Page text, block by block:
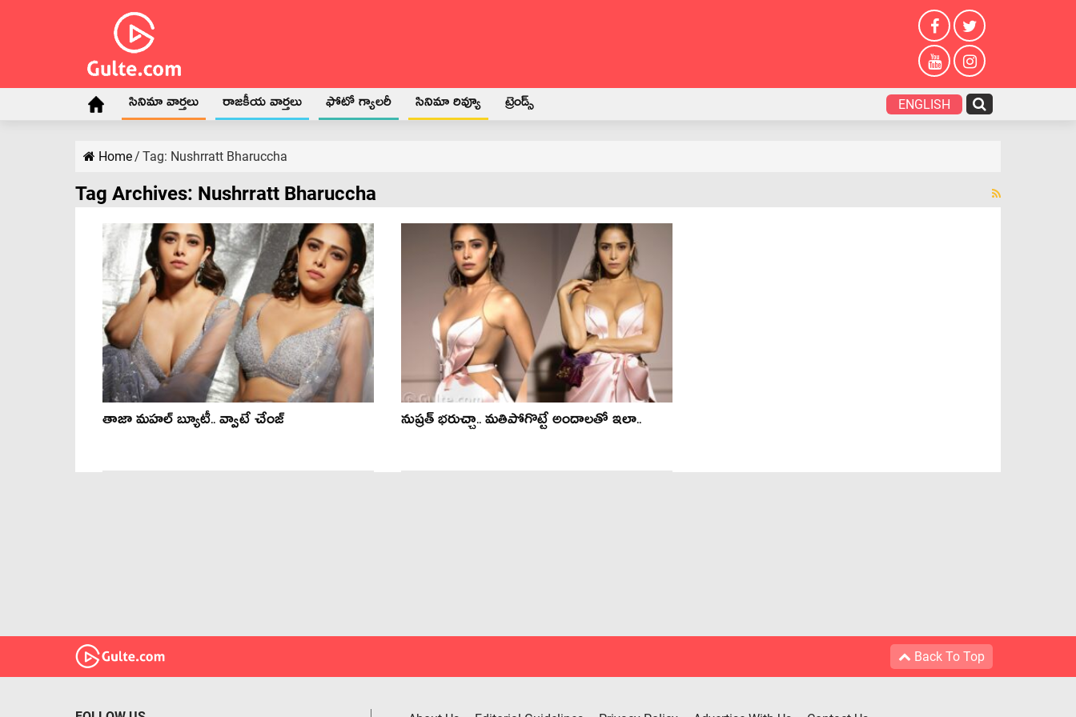
సినిమా వార్తలు రాజకీయ వార్తలు ఫోటో గ్యాలరీ సినిమా రివ్యూ ట్రెండ్స్ ENGLISH
Home/ Tag: Nushrratt Bharuccha
Tag Archives: Nushrratt Bharuccha
తాజా మహల్ బ్యూటీ.. వ్వాటే చేంజ్ నుష్రత్ భరుచ్చా.. మతిపోగొట్టే అందాలతో ఇలా..
Back To Top